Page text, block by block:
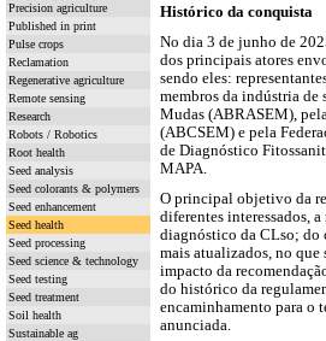
Precision agriculture
Published in print
Pulse crops
Reclamation
Regenerative agriculture
Remote sensing
Research
Robots / Robotics
Root health
Seed analysis
Seed colorants & polymers
Seed enhancement
Seed health
Seed processing
Seed science & technology
Seed testing
Seed treatment
Soil health
Sustainable ag
Histórico da conquista
No dia 3 de junho de
dos principais atores
sendo eles:
membros da indústria de
Mudas (ABRASEM),
(ABCSEM) e pela
de Diagnóstico
MAPA.
O principal objetivo da
diferentes interessados,
diagnóstico da CLso; do
mais atualizados, no que
impacto da
do histórico da
encaminhamento para o
anunciada.